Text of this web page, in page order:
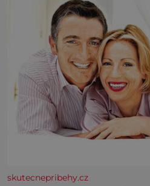
skutecnepribehy.cz